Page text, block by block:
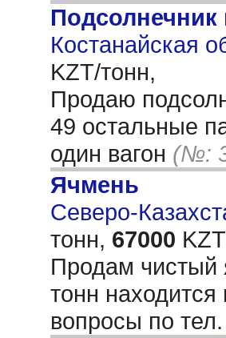
Костанайская
KZT/тонн,
Продаю
49 остальные
один вагон (№:
Ячмень
Северо-
тонн, 67000
Продам чистый
тонн находится
вопросы по